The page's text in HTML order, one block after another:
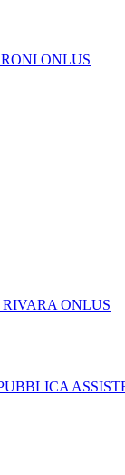
ONLUS
ONLUS